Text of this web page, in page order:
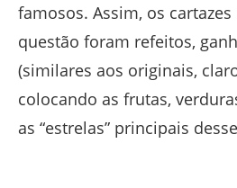
famosos. Assim, os
questão foram refeitos,
(similares aos originais,
colocando as frutas,
as “estrelas” principais